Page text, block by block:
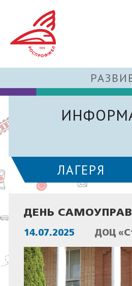
ЛАГЕРЯ
ДЕНЬ
14.07.2025 ДОЦ